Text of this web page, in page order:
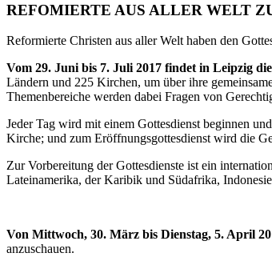
REFOMIERTE AUS ALLER WELT
Reformierte Christen aus aller Welt haben den
Vom 29. Juni bis 7. Juli 2017 findet in Leipzig
Ländern und 225 Kirchen, um über ihre
Themenbereiche werden dabei Fragen von
Jeder Tag wird mit einem Gottesdienst beginnen
Kirche; und zum Eröffnungsgottesdienst wird die
Zur Vorbereitung der Gottesdienste ist ein
Lateinamerika, der Karibik und Südafrika,
Von Mittwoch, 30. März bis Dienstag, 5. April
anzuschauen.